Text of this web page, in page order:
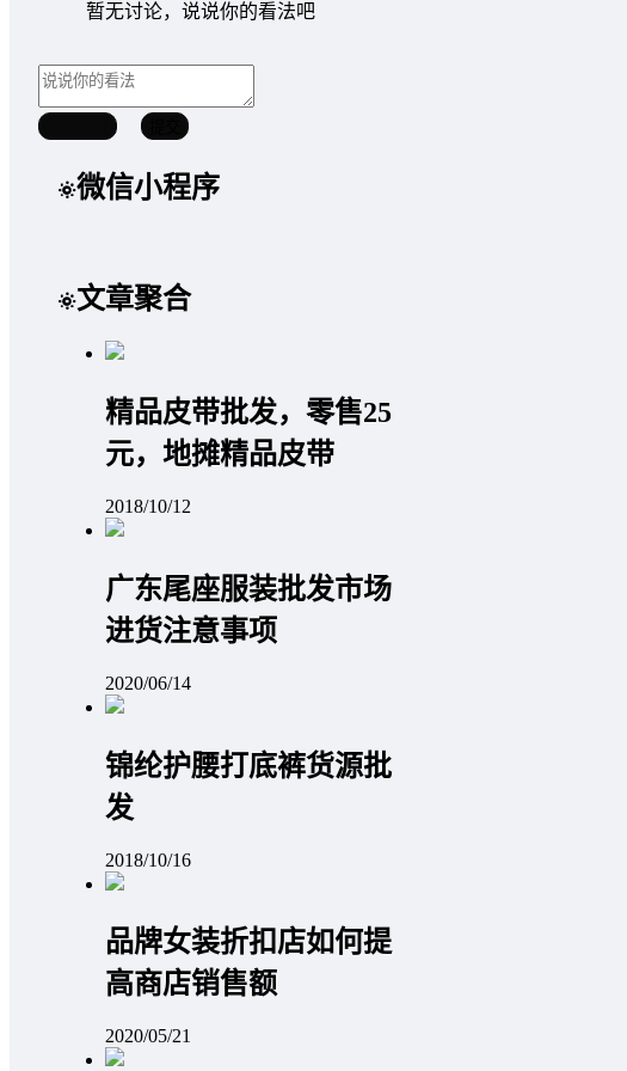
暂无讨论，说说你的看法吧
微信小程序
文章聚合
精品皮带批发，零售25
元，地摊精品皮带
2018/10/12
广东尾座服装批发市场
进货注意事项
2020/06/14
锦纶护腰打底裤货源批
发
2018/10/16
品牌女装折扣店如何提
高商店销售额
2020/05/21